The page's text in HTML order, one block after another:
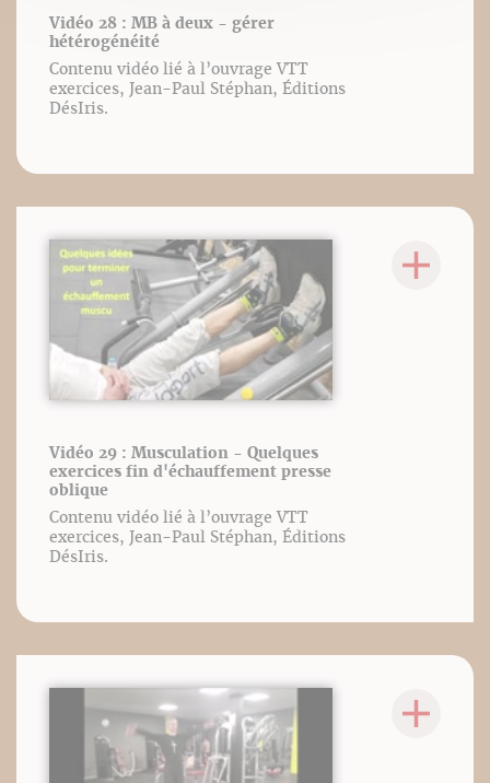
Vidéo 28 : MB à deux - gérer
hétérogénéité
Contenu vidéo lié à l’ouvrage VTT
exercices, Jean-Paul Stéphan, Éditions
DésIris.
Vidéo 29 : Musculation - Quelques
exercices fin d'échauffement presse
oblique
Contenu vidéo lié à l’ouvrage VTT
exercices, Jean-Paul Stéphan, Éditions
DésIris.